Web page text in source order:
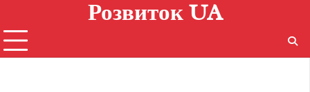
содержимому
Розвиток UA